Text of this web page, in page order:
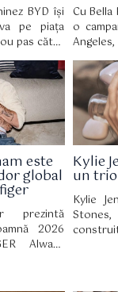
BYD își
pe piața
pas către
odată cu
Da Han, o
de mari
țintește
precum
Mercedes
7.
Cu Bella
o
pe
este
global
prezintă
2026
Always
Kylie
un
Kylie